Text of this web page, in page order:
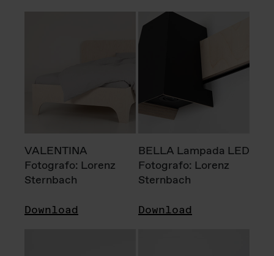
VALENTINA
Fotografo: Lorenz
Sternbach
Download
BELLA Lampada LED
Fotografo: Lorenz
Sternbach
Download